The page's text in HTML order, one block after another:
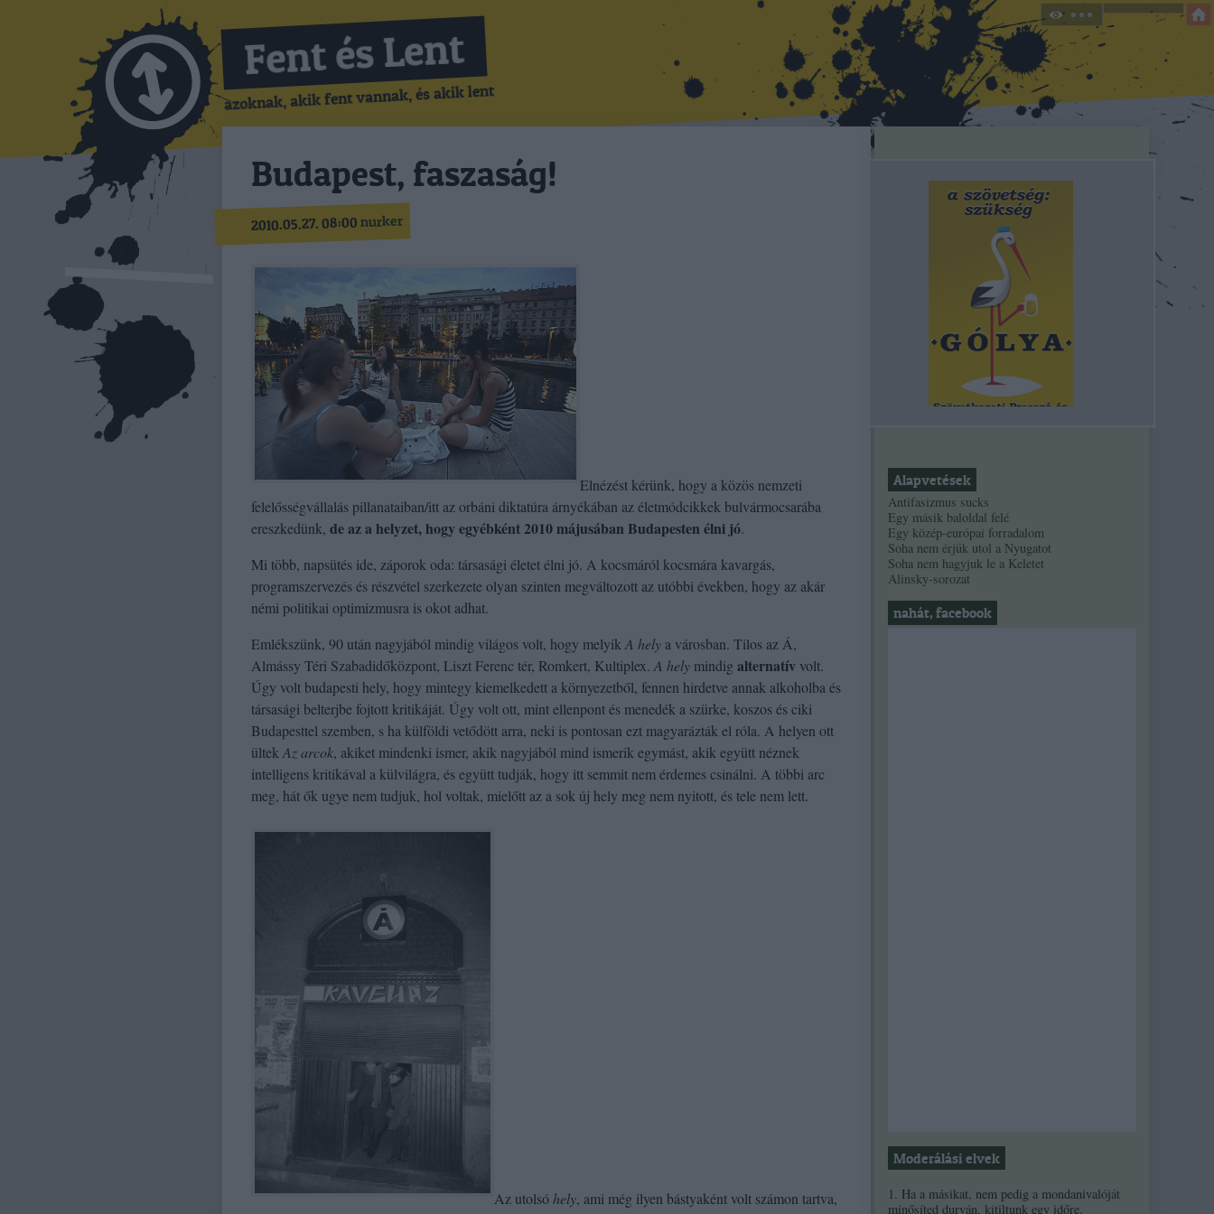
Fent és Lent
azoknak, akik fent vannak, és akik lent
Budapest, faszaság!
2010.05.27. 08:00nurker
Elnézést kérünk, hogy a közös nemzeti
felelősségvállalás pillanataiban/itt az orbáni diktatúra árnyékában az életmódcikkek bulvármocsarába
ereszkedünk, de az a helyzet, hogy egyébként 2010 májusában Budapesten élni jó.
Mi több, napsütés ide, záporok oda: társasági életet élni jó. A kocsmáról kocsmára kavargás,
programszervezés és részvétel szerkezete olyan szinten megváltozott az utóbbi években, hogy az akár
némi politikai optimizmusra is okot adhat.
Emlékszünk, 90 után nagyjából mindig világos volt, hogy melyik A hely a városban. Tilos az Á,
Almássy Téri Szabadidőközpont, Liszt Ferenc tér, Romkert, Kultiplex. A hely mindig alternatív volt.
Úgy volt budapesti hely, hogy mintegy kiemelkedett a környezetből, fennen hirdetve annak alkoholba és
társasági belterjbe fojtott kritikáját. Úgy volt ott, mint ellenpont és menedék a szürke, koszos és ciki
Budapesttel szemben, s ha külföldi vetődött arra, neki is pontosan ezt magyarázták el róla. A helyen ott
ültek Az arcok, akiket mindenki ismer, akik nagyjából mind ismerik egymást, akik együtt néznek
intelligens kritikával a külvilágra, és együtt tudják, hogy itt semmit nem érdemes csinálni. A többi arc
meg, hát ők ugye nem tudjuk, hol voltak, mielőtt az a sok új hely meg nem nyitott, és tele nem lett.
Az utolsó hely, ami még ilyen bástyaként volt számon tartva,
Alapvetések
Antifasizmus sucks
Egy másik baloldal felé
Egy közép-európai forradalom
Soha nem érjük utol a Nyugatot
Soha nem hagyjuk le a Keletet
Alinsky-sorozat
nahát, facebook
Moderálási elvek
1. Ha a másikat, nem pedig a mondanivalóját
minősíted durván, kitiltunk egy időre.